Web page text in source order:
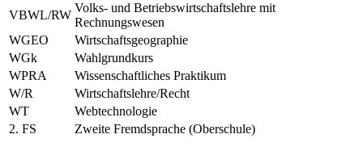
VBWL/RW
Volks- und Betriebswirtschaftslehre mit
Rechnungswesen
WGEO
Wirtschaftsgeographie
WGk
Wahlgrundkurs
WPRA
Wissenschaftliches Praktikum
W/R
Wirtschaftslehre/Recht
WT
Webtechnologie
2. FS
Zweite Fremdsprache (Oberschule)